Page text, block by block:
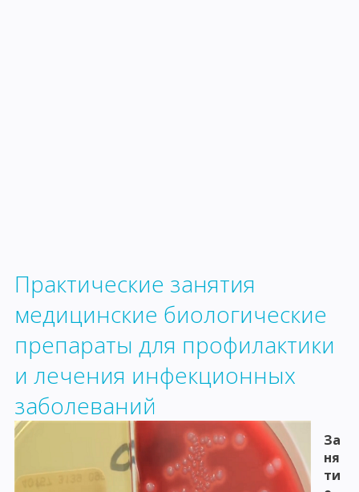
Практические занятия
медицинские биологические
препараты для профилактики
и лечения инфекционных
заболеваний
За
ня
ти